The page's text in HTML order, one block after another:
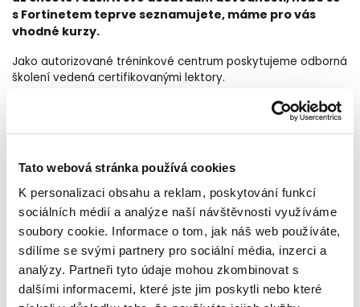
Tato webová stránka používá cookies
K personalizaci obsahu a reklam, poskytování funkcí
sociálních médií a analýze naší návštěvnosti využíváme
soubory cookie. Informace o tom, jak náš web používáte,
sdílíme se svými partnery pro sociální média, inzerci a
analýzy. Partneři tyto údaje mohou zkombinovat s
dalšími informacemi, které jste jim poskytli nebo které
s Fortinetem teprve seznamujete, máme pro vás
vhodné kurzy.
Jako autorizované tréninkové centrum poskytujeme odborná
školení vedená certifikovanými lektory.
Pro přehled aktuálně nabízených kurzů navštivte stránku:
https://fortinet.dns.cz/certifikovana-skoleni-pro-sitove-a-
___________
DNS - Autorizované tréninkové centrum Fortinet
DNS poskytuje komplexní školení kybernetické bezpečnosti
s využitím plánů vyvinutých pro certifikační program
Fortinet NSE.